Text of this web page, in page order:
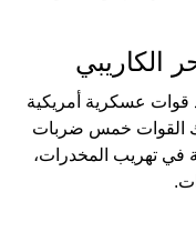
الكاريبي
قوات عسكرية أمريكية
القوات خمس ضربات
في تهريب المخدرات،